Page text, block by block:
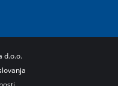
d.o.o.